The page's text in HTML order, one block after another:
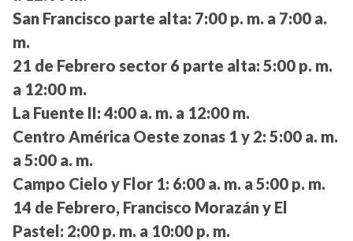
San Francisco parte alta: 7:00 p. m. a 7:00 a.
m.
21 de Febrero sector 6 parte alta: 5:00 p. m.
a 12:00 m.
La Fuente II: 4:00 a. m. a 12:00 m.
Centro América Oeste zonas 1 y 2: 5:00 a. m.
a 5:00 a. m.
Campo Cielo y Flor 1: 6:00 a. m. a 5:00 p. m.
14 de Febrero, Francisco Morazán y El
Pastel: 2:00 p. m. a 10:00 p. m.